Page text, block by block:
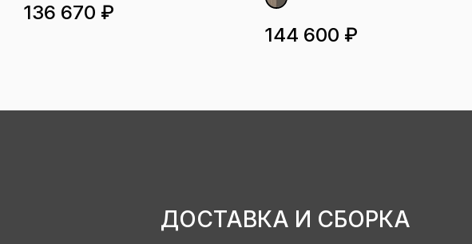
136 670 ₽
144 600 ₽
ДОСТАВКА И СБОРКА